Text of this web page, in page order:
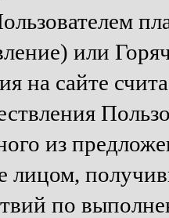
или
на сайте
из
по